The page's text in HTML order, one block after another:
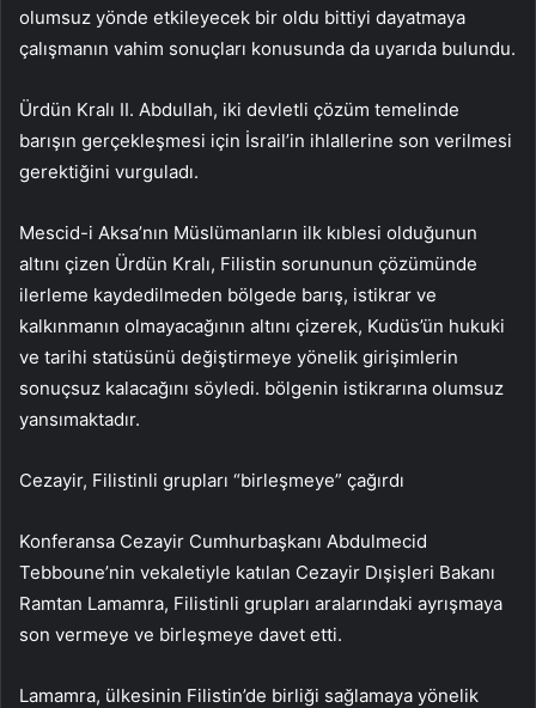
olumsuz yönde etkileyecek bir oldu bittiyi dayatmaya
çalışmanın vahim sonuçları konusunda da uyarıda bulundu.
Ürdün Kralı II. Abdullah, iki devletli çözüm temelinde
barışın gerçekleşmesi için İsrail’in ihlallerine son verilmesi
gerektiğini vurguladı.
Mescid-i Aksa’nın Müslümanların ilk kıblesi olduğunun
altını çizen Ürdün Kralı, Filistin sorununun çözümünde
ilerleme kaydedilmeden bölgede barış, istikrar ve
kalkınmanın olmayacağının altını çizerek, Kudüs’ün hukuki
ve tarihi statüsünü değiştirmeye yönelik girişimlerin
sonuçsuz kalacağını söyledi. bölgenin istikrarına olumsuz
yansımaktadır.
Cezayir, Filistinli grupları “birleşmeye” çağırdı
Konferansa Cezayir Cumhurbaşkanı Abdulmecid
Tebboune’nin vekaletiyle katılan Cezayir Dışişleri Bakanı
Ramtan Lamamra, Filistinli grupları aralarındaki ayrışmaya
son vermeye ve birleşmeye davet etti.
Lamamra, ülkesinin Filistin’de birliği sağlamaya yönelik